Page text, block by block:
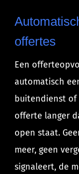
offertes
Een
automatisch
buitendienst of
offerte langer
open staat.
meer, geen
signaleert, de